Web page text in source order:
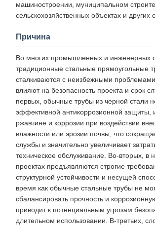
машиностроении, муниципальном
сельскохозяйственных объектах и ​​других
Причина
Во многих промышленных и инженерных
традиционные стальные прямоугольные
сталкиваются с неизбежными
влияют на безопасность проекта и срок
первых, обычные трубы из черной стали
эффективной антикоррозионной защиты,
ржавчине и коррозии при воздействии
влажности или эрозии почвы, что
службы и значительно увеличивает
техническое обслуживание. Во-вторых, в
проектах предъявляются строгие
структурной устойчивости и несущей
время как обычные стальные трубы не
сбалансировать прочность и
приводит к потенциальным угрозам
длительном использовании. В-третьих,